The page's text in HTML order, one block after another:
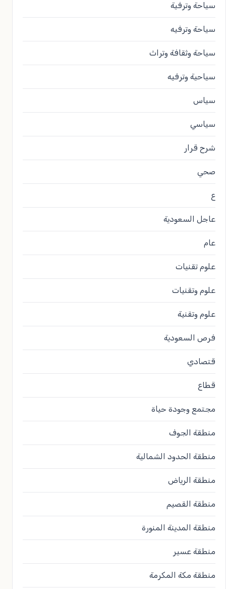
سياحة وترفية
سياحة وترفيه
سياحة وثقافة وتراث
سياحية وترفيه
سياس
سياسي
شرح قرار
صحي
ع
عاجل السعودية
عام
علوم تقنيات
علوم وتقنيات
علوم وتقنية
فرص السعودية
قتصادي
قطاع
مجتمع وجودة حياة
منطقة الجوف
منطقة الحدود الشمالية
منطقة الرياض
منطقة القصيم
منطقة المدينة المنورة
منطقة عسير
منطقة مكة المكرمة